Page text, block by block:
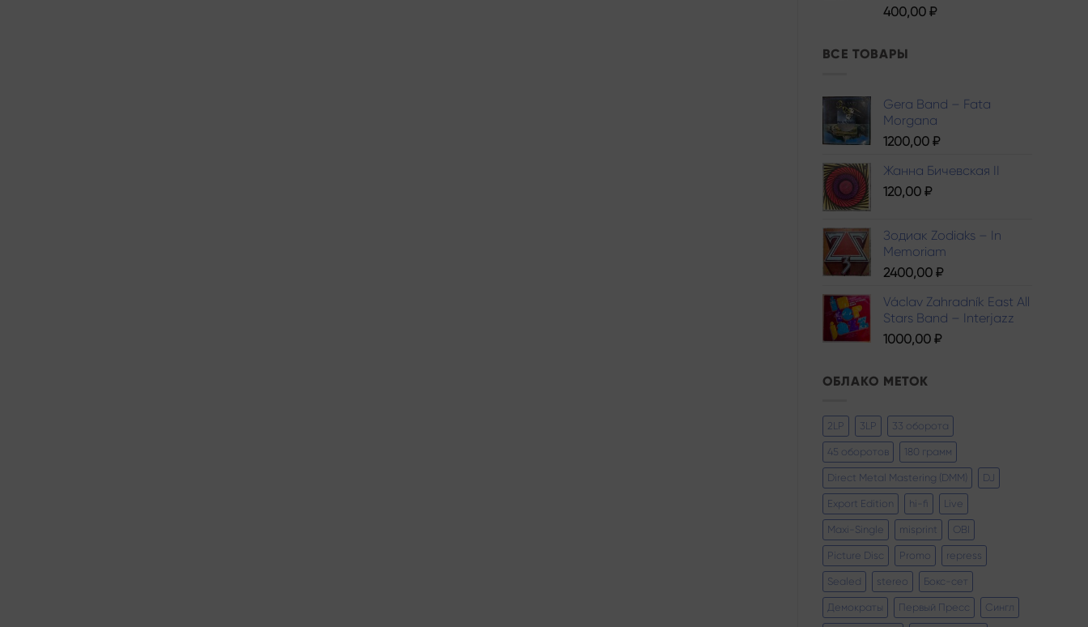
400,00 ₽
ВСЕ ТОВАРЫ
Gera Band – Fata
Morgana
1200,00 ₽
Жанна Бичевская II
120,00 ₽
Зодиак Zodiaks – In
Memoriam
2400,00 ₽
Václav Zahradník East All
Stars Band – Interjazz
1000,00 ₽
ОБЛАКО МЕТОК
2LP 3LP 33 оборота
45 оборотов 180 грамм
Direct Metal Mastering (DMM) DJ
Export Edition hi-fi Live
Maxi-Single misprint OBI
Picture Disc Promo repress
Sealed stereo Бокс-сет
Демократы Первый Пресс Сингл